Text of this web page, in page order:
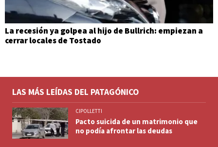
La recesión ya golpea al hijo de Bullrich: empiezan a
cerrar locales de Tostado
LAS MÁS LEÍDAS DEL PATAGÓNICO
CIPOLLETTI
Pacto suicida de un matrimonio que
no podía afrontar las deudas